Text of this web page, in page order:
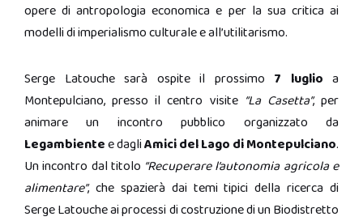
opere di antropologia economica e per la sua critica ai
modelli di imperialismo culturale e all’utilitarismo.
Serge Latouche sarà ospite il prossimo 7 luglio a
Montepulciano, presso il centro visite “La Casetta”, per
animare un incontro pubblico organizzato da
Legambientee dagliAmici del Lago di Montepulciano.
Un incontro dal titolo “Recuperare l’autonomia agricola e
alimentare”, che spazierà dai temi tipici della ricerca di
Serge Latouche ai processi di costruzione di un Biodistretto